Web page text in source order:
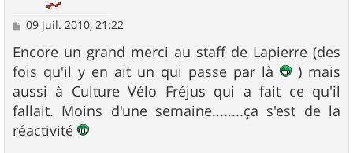
M
s
s
a
g
e
09 juil. 2010, 21:22
Encore un grand merci au staff de Lapierre (des
fois qu'il y en ait un qui passe par là
) mais
aussi à Culture Vélo Fréjus qui a fait ce qu'il
fallait. Moins d'une semaine........ça s'est de la
réactivité